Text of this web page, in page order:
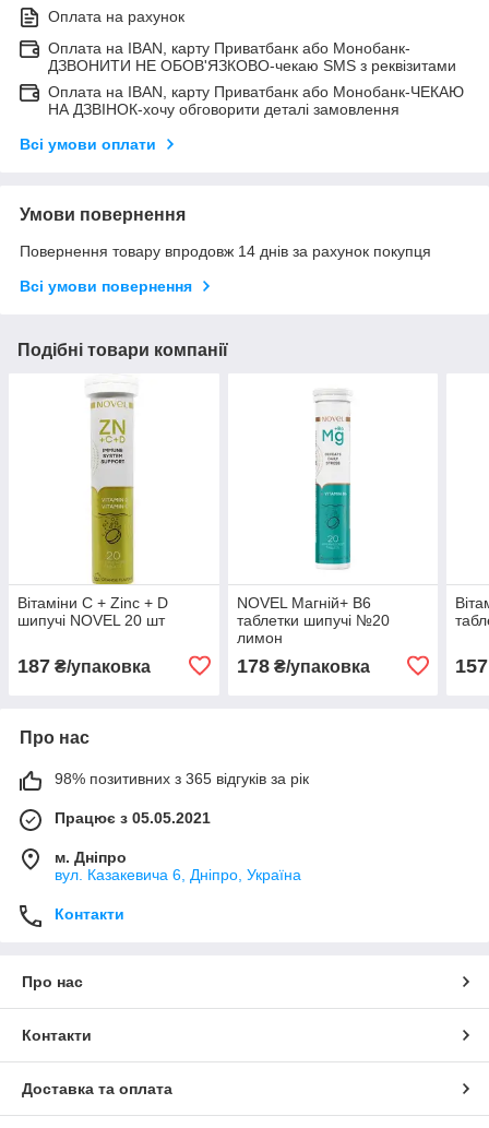
Оплата на рахунок
Оплата на IBAN, карту Приватбанк або Монобанк-
ДЗВОНИТИ НЕ ОБОВ'ЯЗКОВО-чекаю SMS з реквізитами
Оплата на IBAN, карту Приватбанк або Монобанк-ЧЕКАЮ
НА ДЗВІНОК-хочу обговорити деталі замовлення
Всі умови оплати
Умови повернення
Повернення товару впродовж 14 днів за рахунок покупця
Всі умови повернення
Подібні товари компанії
Вітаміни C + Zinc + D
шипучі NOVEL 20 шт
187 ₴/упаковка
NOVEL Магній+ В6
таблетки шипучі №20
лимон
178₴/упаковка 157
Про нас
98% позитивних з 365 відгуків за рік
Працює з 05.05.2021
м. Дніпро
вул. Казакевича 6, Дніпро, Україна
Контакти
Про нас
Контакти
Доставка та оплата